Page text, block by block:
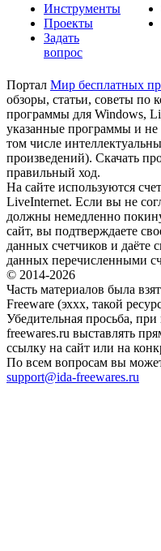
Инструменты
Проекты
Задать
вопрос
Портал Мир бесплатных
обзоры, статьи, советы по
программы для Windows,
указанные программы и не
том числе
произведений). Скачать
правильный ход.
На сайте используются
LiveInternet. Если вы не
должны немедленно
сайт, вы подтверждаете
данных счетчиков и даёте
данных перечисленными
© 2014-2026
Часть материалов была
Freeware (эххх, такой
Убедительная просьба,
freewares.ru выставлять
ссылку на сайт или на
По всем вопросам вы
support@ida-freewares.ru